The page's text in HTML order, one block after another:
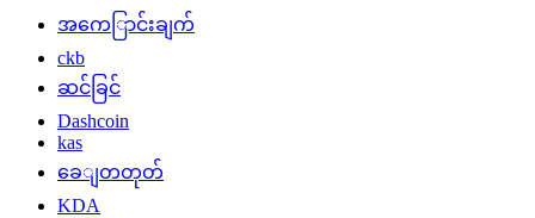
အကေြာင်းချက်
ckb
ဆင်ခြင်
Dashcoin
kas
ခေျတတုတ်
KDA